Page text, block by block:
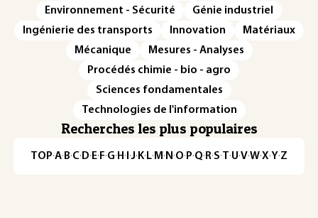
Environnement - Sécurité
Génie industriel
Ingénierie des transports
Innovation
Matériaux
Mécanique
Mesures - Analyses
Procédés chimie - bio - agro
Sciences fondamentales
Technologies de l'information
Recherches les plus populaires
TOP·A·B·C· D· E· F·G· H · ·J· K· L· M · N ·O· P·Q· R·S·T·U·V·W·X·Y·Z